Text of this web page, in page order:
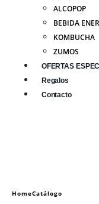
ALCOPOP
BEBIDA
KOMBUCHA
ZUMOS
OFERTAS
Regalos
Contacto
HomeCatálogo